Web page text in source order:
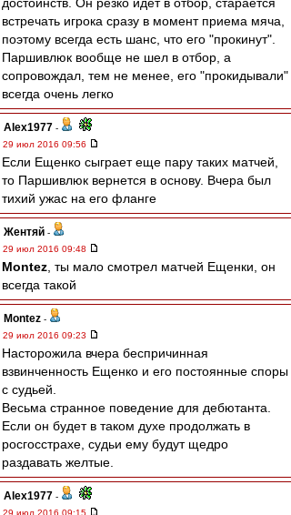
встречать игрока сразу в момент приема мяча,
поэтому всегда есть шанс, что его "прокинут".
Паршивлюк вообще не шел в отбор, а
сопровождал, тем не менее, его "прокидывали"
всегда очень легко
Alex1977 -
29 июл 2016 09:56
Если Ещенко сыграет еще пару таких матчей,
то Паршивлюк вернется в основу. Вчера был
тихий ужас на его фланге
Жентяй -
29 июл 2016 09:48
Montez , ты мало смотрел матчей Ещенки, он
всегда такой
Montez -
29 июл 2016 09:23
Насторожила вчера беспричинная
взвинченность Ещенко и его постоянные споры
с судьей.
Весьма странное поведение для дебютанта.
Если он будет в таком духе продолжать в
росгосстрахе, судьи ему будут щедро
раздавать желтые.
Alex1977 -
29 июл 2016 09:15